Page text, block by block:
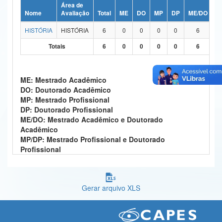
Ministério da Ciência, Tecnologia, Inovações e Comunicações
Ministério do Meio Ambiente
Controladoria-Geral da União
Ministério da Mulher, da Família e dos Direitos Humanos
Secretaria-Geral
Secretaria de Governo
Nome
Área de
Avaliação
Total ME DO MP DP ME/DO
HISTÓRIA
HISTÓRIA 6 0 0 0 0
6
Totais
6 0 0 0 0 6
ME: Mestrado Acadêmico
DO: Doutorado Acadêmico
MP: Mestrado Profissional
DP: Doutorado Profissional
ME/DO: Mestrado Acadêmico e Doutorado
Acadêmico
MP/DP: Mestrado Profissional e Doutorado
Profissional
Gerar arquivo XLS